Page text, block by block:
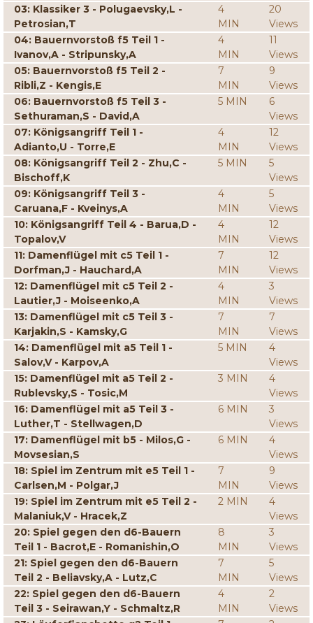
03: Klassiker 3 - Polugaevsky,L -
Petrosian,T
4
MIN
20
Views
04: Bauernvorstoß f5 Teil 1 -
Ivanov,A - Stripunsky,A
4
MIN
11
Views
05: Bauernvorstoß f5 Teil 2 -
Ribli,Z - Kengis,E
7
MIN
9
Views
06: Bauernvorstoß f5 Teil 3 -
Sethuraman,S - David,A
5 MIN
6
Views
07: Königsangriff Teil 1 -
Adianto,U - Torre,E
4
MIN
12
Views
08: Königsangriff Teil 2 - Zhu,C -
Bischoff,K
5 MIN
5
Views
09: Königsangriff Teil 3 -
Caruana,F - Kveinys,A
4
MIN
5
Views
10: Königsangriff Teil 4 - Barua,D -
Topalov,V
4
MIN
12
Views
11: Damenflügel mit c5 Teil 1 -
Dorfman,J - Hauchard,A
7
MIN
12
Views
12: Damenflügel mit c5 Teil 2 -
Lautier,J - Moiseenko,A
4
MIN
3
Views
13: Damenflügel mit c5 Teil 3 -
Karjakin,S - Kamsky,G
7
MIN
7
Views
14: Damenflügel mit a5 Teil 1 -
Salov,V - Karpov,A
5 MIN
4
Views
15: Damenflügel mit a5 Teil 2 -
Rublevsky,S - Tosic,M
3 MIN
4
Views
16: Damenflügel mit a5 Teil 3 -
Luther,T - Stellwagen,D
6 MIN
3
Views
17: Damenflügel mit b5 - Milos,G -
Movsesian,S
6 MIN
4
Views
18: Spiel im Zentrum mit e5 Teil 1 -
Carlsen,M - Polgar,J
7
MIN
9
Views
19: Spiel im Zentrum mit e5 Teil 2 -
Malaniuk,V - Hracek,Z
2 MIN
4
Views
20: Spiel gegen den d6-Bauern
Teil 1 - Bacrot,E - Romanishin,O
8
MIN
3
Views
21: Spiel gegen den d6-Bauern
Teil 2 - Beliavsky,A - Lutz,C
7
MIN
5
Views
22: Spiel gegen den d6-Bauern
Teil 3 - Seirawan,Y - Schmaltz,R
4
MIN
2
Views